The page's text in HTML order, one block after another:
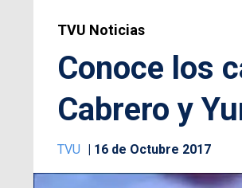
TVU Noticias
Conoce los
Cabrero y
TVU 16 de Octubre 2017